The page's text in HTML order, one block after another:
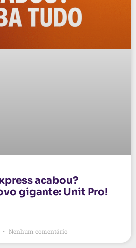
acabou?
gigante: Unit Pro!
Nenhum comentário